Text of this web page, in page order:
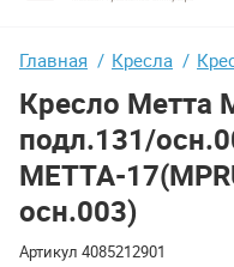
Главная Кресла
Кресло Метта
подл.131/
МЕТТА-
осн.003)
Артикул 4085212901